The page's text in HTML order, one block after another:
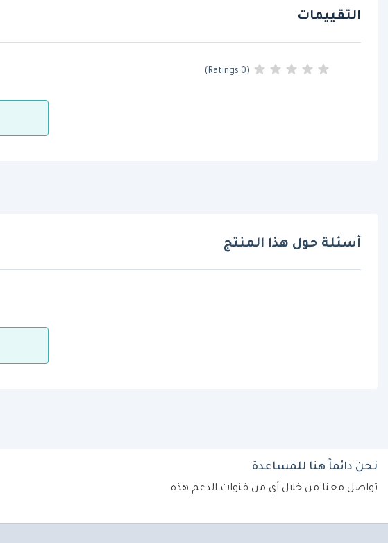
التقييمات
(0 Ratings)
أسئلة حول هذا المنتج
نحن دائماً هنا للمساعدة
تواصل معنا من خلال أي من قنوات الدعم هذه